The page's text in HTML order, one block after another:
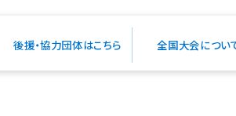
後援・協力団体はこちら 全国大会につい